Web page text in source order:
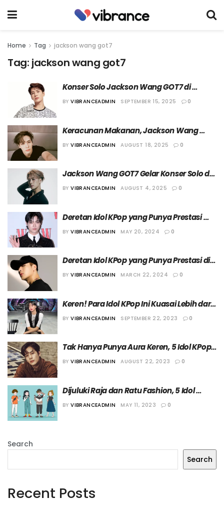
Home Tag jackson wang got7
Tag: jackson wang got7
Konser Solo Jackson Wang GOT7 di
Jakarta Alami Penundaan
BY VIBRANCEADMIN SEPTEMBER 15, 2025 0
Keracunan Makanan, Jackson Wang
GOT7 Batalkan Fan Signing di Korea
BY VIBRANCEADMIN AUGUST 18, 2025 0
Jackson Wang GOT7 Gelar Konser Solo di
Jakarta pada 18 Oktober 2025
BY VIBRANCEADMIN AUGUST 4, 2025 0
Deretan Idol KPop yang Punya Prestasi
Sebagai Atlet
BY VIBRANCEADMIN MAY 20, 2024 0
Deretan Idol KPop yang Punya Prestasi di
Bidang Atletik
BY VIBRANCEADMIN MARCH 22, 2024 0
Keren! Para Idol KPop Ini Kuasai Lebih dari
Tiga Bahasa
BY VIBRANCEADMIN SEPTEMBER 22, 2023 0
Tak Hanya Punya Aura Keren, 5 Idol KPop
Ini Juga Dikenal sebagai Pelawak
BY VIBRANCEADMIN AUGUST 22, 2023 0
Dijuluki Raja dan Ratu Fashion, 5 Idol
Korea Ini Punya Brand Baju Sendiri
BY VIBRANCEADMIN MAY 11, 2023 0
Search
Search
Recent Posts